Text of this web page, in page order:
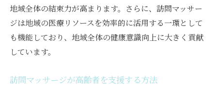
地域全体の結束力が高まります。さらに、訪問マッサー
ジは地域の医療リソースを効率的に活用する一環として
も機能しており、地域全体の健康意識向上に大きく貢献
しています。
訪問マッサージが高齢者を支援する方法